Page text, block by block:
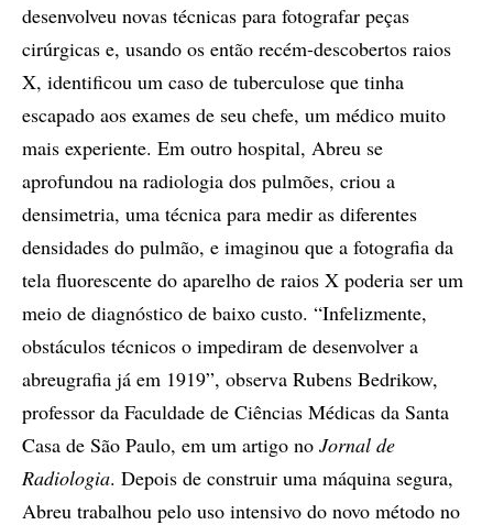
desenvolveu novas técnicas para fotografar peças
cirúrgicas e, usando os então recém-descobertos raios
X, identificou um caso de tuberculose que tinha
escapado aos exames de seu chefe, um médico muito
mais experiente. Em outro hospital, Abreu se
aprofundou na radiologia dos pulmões, criou a
densimetria, uma técnica para medir as diferentes
densidades do pulmão, e imaginou que a fotografia da
tela fluorescente do aparelho de raios X poderia ser um
meio de diagnóstico de baixo custo. “Infelizmente,
obstáculos técnicos o impediram de desenvolver a
abreugrafia já em 1919”, observa Rubens Bedrikow,
professor da Faculdade de Ciências Médicas da Santa
Casa de São Paulo, em um artigo no Jornal de
Radiologia. Depois de construir uma máquina segura,
Abreu trabalhou pelo uso intensivo do novo método no